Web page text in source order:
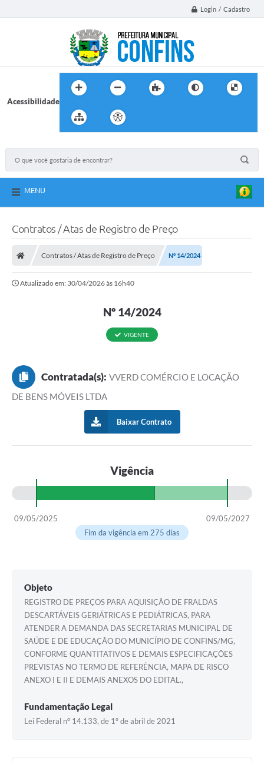
Login / Cadastro
Acessibilidade
MENU
Contratos / Atas de Registro de Preço
Contratos / Atas de Registro de Preço Nº 14/2024
Atualizado em: 30/04/2026 às 16h40
Nº 14/2024
VIGENTE
Contratada(s): VVERD COMÉRCIO E LOCAÇÃO
DE BENS MÓVEIS LTDA
Baixar Contrato
Vigência
09/05/2025
09/05/2027
Fim da vigência em 275 dias
Objeto
REGISTRO DE PREÇOS PARA AQUISIÇÃO DE FRALDAS
DESCARTÁVEIS GERIÁTRICAS E PEDIÁTRICAS, PARA
ATENDER A DEMANDA DAS SECRETARIAS MUNICIPAL DE
SAÚDE E DE EDUCAÇÃO DO MUNICÍPIO DE CONFINS/MG,
CONFORME QUANTITATIVOS E DEMAIS ESPECIFICAÇÕES
PREVISTAS NO TERMO DE REFERÊNCIA, MAPA DE RISCO
ANEXO I E II E DEMAIS ANEXOS DO EDITAL.,
Fundamentação Legal
Lei Federal nº 14.133, de 1º de abril de 2021